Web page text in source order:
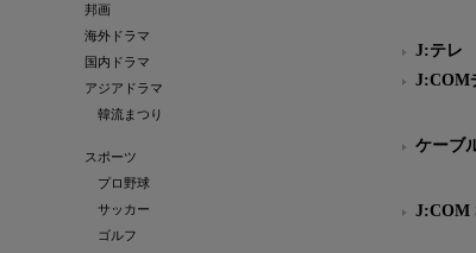
邦画
海外ドラマ
国内ドラマ
アジアドラマ
韓流まつり
スポーツ
プロ野球
サッカー
ゴルフ
J:テレ
J:COM
ケーブ
J:COM